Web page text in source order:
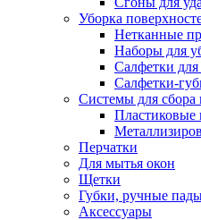
Уборка
Нетканные
Наборы для
Салфетки для
Салфетки-
Системы для сбора
Пластиковые
Перчатки
Для мытья окон
Щетки
Губки, ручные
Аксессуары